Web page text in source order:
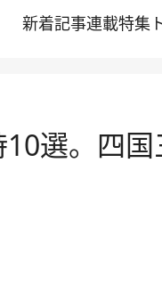
新着記事連載特集
選。四